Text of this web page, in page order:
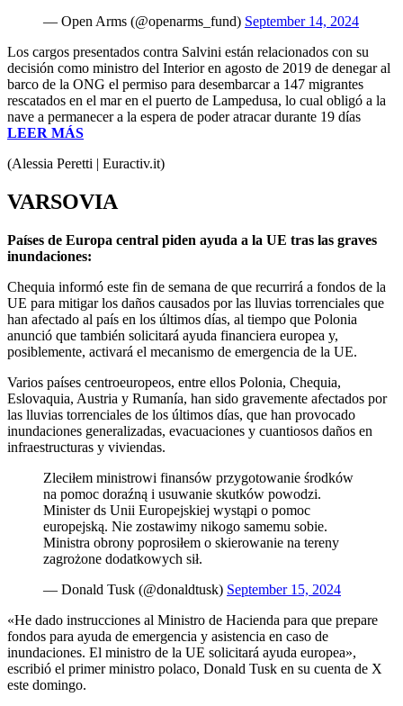
— Open Arms (@openarms_fund) September 14, 2024
Los cargos presentados contra Salvini están relacionados con su
decisión como ministro del Interior en agosto de 2019 de denegar al
barco de la ONG el permiso para desembarcar a 147 migrantes
rescatados en el mar en el puerto de Lampedusa, lo cual obligó a la
nave a permanecer a la espera de poder atracar durante 19 días
LEER MÁS
(Alessia Peretti | Euractiv.it)
VARSOVIA
Países de Europa central piden ayuda a la UE tras las graves
inundaciones:
Chequia informó este fin de semana de que recurrirá a fondos de la
UE para mitigar los daños causados por las lluvias torrenciales que
han afectado al país en los últimos días, al tiempo que Polonia
anunció que también solicitará ayuda financiera europea y,
posiblemente, activará el mecanismo de emergencia de la UE.
Varios países centroeuropeos, entre ellos Polonia, Chequia,
Eslovaquia, Austria y Rumanía, han sido gravemente afectados por
las lluvias torrenciales de los últimos días, que han provocado
inundaciones generalizadas, evacuaciones y cuantiosos daños en
infraestructuras y viviendas.
Zleciłem ministrowi finansów przygotowanie środków
na pomoc doraźną i usuwanie skutków powodzi.
Minister ds Unii Europejskiej wystąpi o pomoc
europejską. Nie zostawimy nikogo samemu sobie.
Ministra obrony poprosiłem o skierowanie na tereny
zagrożone dodatkowych sił.
— Donald Tusk (@donaldtusk) September 15, 2024
«He dado instrucciones al Ministro de Hacienda para que prepare
fondos para ayuda de emergencia y asistencia en caso de
inundaciones. El ministro de la UE solicitará ayuda europea»,
escribió el primer ministro polaco, Donald Tusk en su cuenta de X
este domingo.